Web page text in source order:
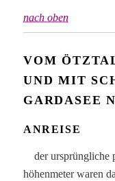
nach oben
VOM
UND MIT
GARDASEE
ANREISE
der ursprüngliche
höhenmeter waren